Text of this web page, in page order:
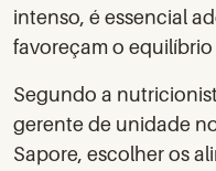
intenso, é essencial
favoreçam o
Segundo a
gerente de unidade
Sapore, escolher os